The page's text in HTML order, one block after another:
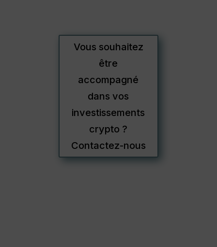
Vous souhaitez
être
accompagné
dans vos
investissements
crypto ?
Contactez-nous